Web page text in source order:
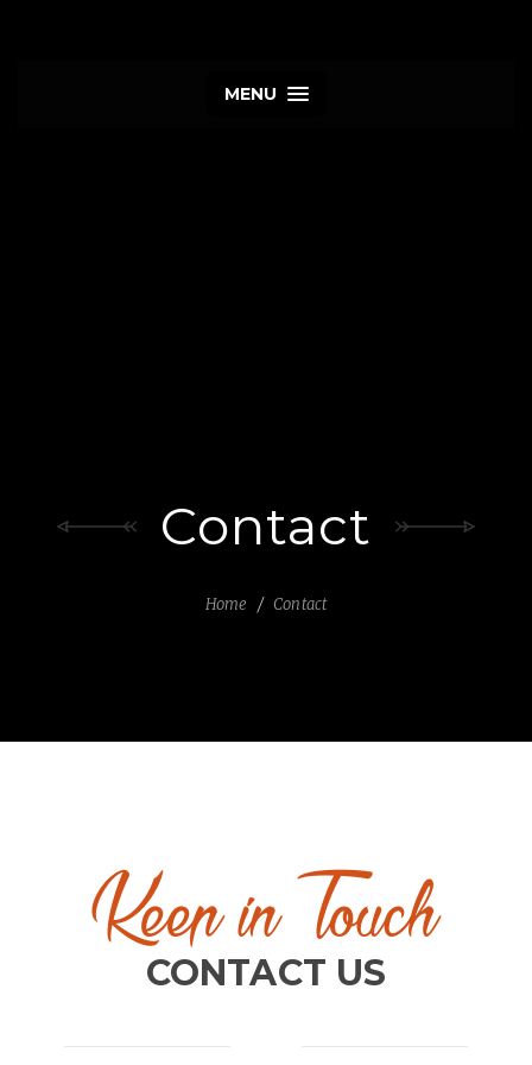
MENU
Contact
Home Contact
Keep in Touch
CONTACT US